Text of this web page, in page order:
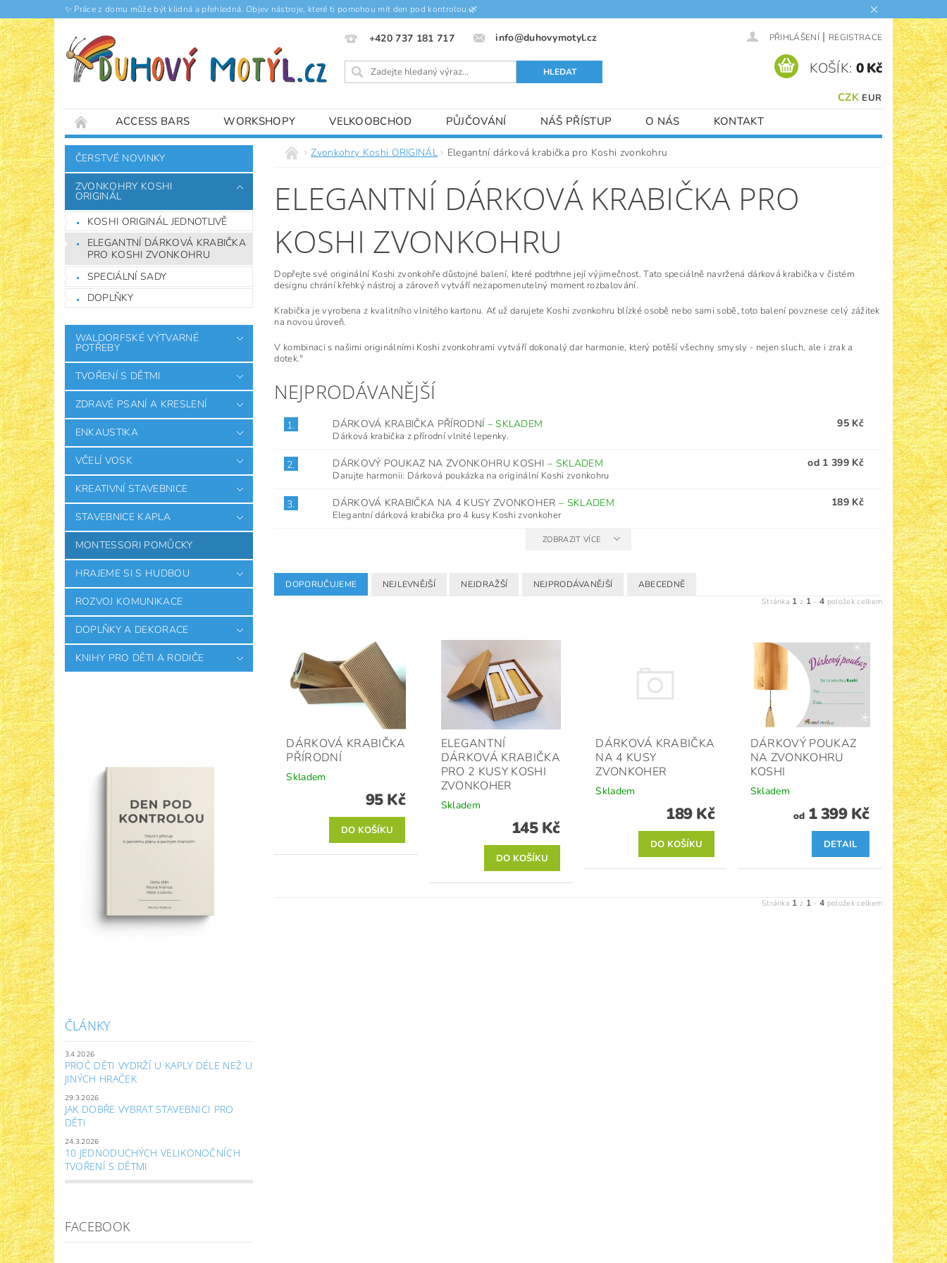
✨ Práce z domu může být klidná a přehledná. Objev nástroje, které ti pomohou mít den pod kontrolou.🌿
+420 737 181 717 info@duhovymotyl.cz PŘIHLÁŠENÍ | REGISTRACE
CZK EUR
KOŠÍK: 0 Kč
ACCESS BARS WORKSHOPY VELKOOBCHOD PŮJČOVÁNÍ NÁŠ PŘÍSTUP O NÁS
KONTAKT
ČLÁNKY
ČERSTVÉ NOVINKY
ZVONKOHRY KOSHI
ORIGINÁL
KOSHI ORIGINÁL JEDNOTLIVĚ
ELEGANTNÍ DÁRKOVÁ KRABIČKA
PRO KOSHI ZVONKOHRU
SPECIÁLNÍ SADY
DOPLŇKY
WALDORFSKÉ VÝTVARNÉ
POTŘEBY
TVOŘENÍ S DĚTMI
ZDRAVÉ PSANÍ A KRESLENÍ
ENKAUSTIKA
VČELÍ VOSK
KREATIVNÍ STAVEBNICE
STAVEBNICE KAPLA
MONTESSORI POMŮCKY
HRAJEME SI S HUDBOU
ROZVOJ KOMUNIKACE
DOPLŇKY A DEKORACE
KNIHY PRO DĚTI A RODIČE
ČLÁNKY
3.4.2026
PROČ DĚTI VYDRŽÍ U KAPLY DÉLE NEŽ U
JINÝCH HRAČEK
29.3.2026
JAK DOBŘE VYBRAT STAVEBNICI PRO
DĚTI
24.3.2026
10 JEDNODUCHÝCH VELIKONOČNÍCH
TVOŘENÍ S DĚTMI
FACEBOOK
Zvonkohry Koshi ORIGINÁL Elegantní dárková krabička pro Koshi zvonkohru
ELEGANTNÍ DÁRKOVÁ KRABIČKA PRO
KOSHI ZVONKOHRU
Dopřejte své originální Koshi zvonkohře důstojné balení, které podtrhne její výjimečnost. Tato speciálně navržená dárková krabička v čistém
designu chrání křehký nástroj a zároveň vytváří nezapomenutelný moment rozbalování.
Krabička je vyrobena z kvalitního vlnitého kartonu. Ať už darujete Koshi zvonkohru blízké osobě nebo sami sobě, toto balení povznese celý zážitek
na novou úroveň.
V kombinaci s našimi originálními Koshi zvonkohrami vytváří dokonalý dar harmonie, který potěší všechny smysly - nejen sluch, ale i zrak a
dotek."
NEJPRODÁVANĚJŠÍ
1. DÁRKOVÁ KRABIČKA PŘÍRODNÍ –SKLADEM
Dárková krabička z přírodní vlnité lepenky.
95 Kč
2. DÁRKOVÝ POUKAZ NA ZVONKOHRU KOSHI– SKLADEM
Darujte harmonii: Dárková poukázka na originální Koshi zvonkohru
od 1 399 Kč
3. DÁRKOVÁ KRABIČKA NA 4 KUSY ZVONKOHER– SKLADEM
Elegantní dárková krabička pro 4 kusy Koshi zvonkoher
189 Kč
ZOBRAZIT VÍCE
DOPORUČUJEME NEJLEVNĚJŠÍ NEJDRAŽŠÍ NEJPRODÁVANĚJŠÍ ABECEDNĚ
Stránka 1 z 1 -4 položek celkem
DÁRKOVÁ KRABIČKA
PŘÍRODNÍ
Skladem
95 Kč
ELEGANTNÍ
DÁRKOVÁ KRABIČKA
PRO 2 KUSY KOSHI
ZVONKOHER
Skladem
145 Kč
DÁRKOVÁ KRABIČKA
NA 4 KUSY
ZVONKOHER
Skladem
189 Kč
DÁRKOVÝ POUKAZ
NA ZVONKOHRU
KOSHI
Skladem
od1 399 Kč
DETAIL
Stránka 1 z 1 -4 položek celkem